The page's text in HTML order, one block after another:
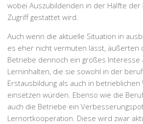
wobei Auszubildenden in der Hälfte der
Zugriff gestattet wird.
Auch wenn die aktuelle Situation in
es eher nicht vermuten lässt, äußerten
Betriebe dennoch ein großes Interesse
Lerninhalten, die sie sowohl in der
Erstausbildung als auch in betrieblichen
einsetzen würden. Ebenso wie die
auch die Betriebe ein
Lernortkooperation. Diese wird zwar